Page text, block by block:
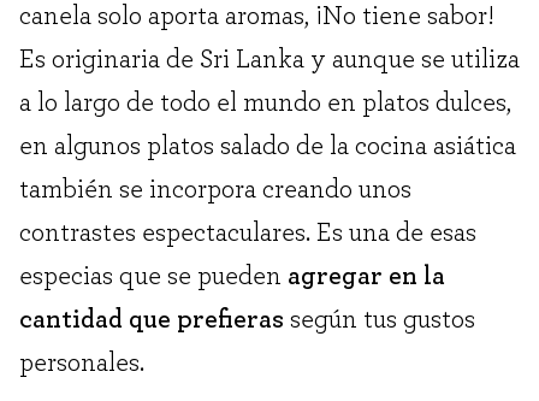
canela solo aporta aromas, ¡No tiene sabor!
Es originaria de Sri Lanka y aunque se utiliza
a lo largo de todo el mundo en platos dulces,
en algunos platos salado de la cocina asiática
también se incorpora creando unos
contrastes espectaculares. Es una de esas
especias que se pueden agregar en la
cantidad que prefieras según tus gustos
personales.